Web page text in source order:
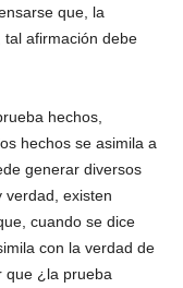
que, la
afirmación debe
hechos,
hechos se asimila a
generar diversos
verdad, existen
cuando se dice
con la verdad de
que ¿la prueba